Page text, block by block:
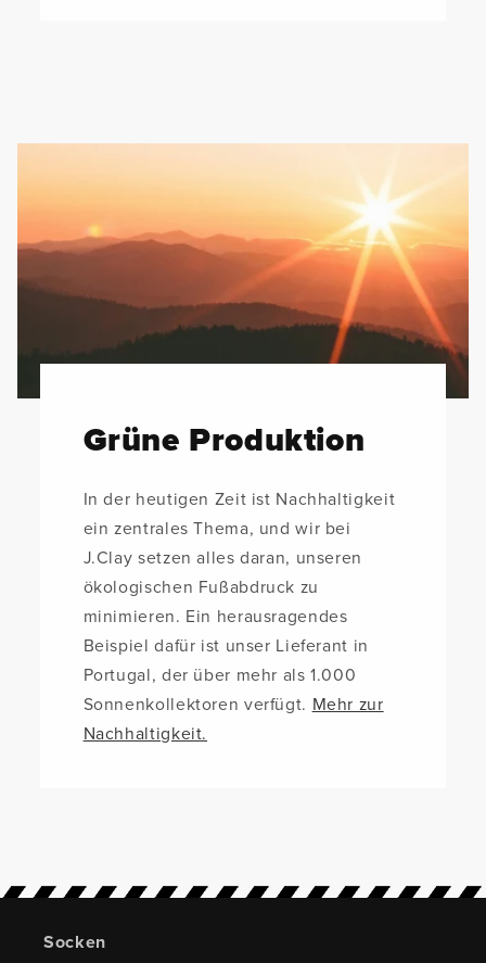
Grüne Produktion
In der heutigen Zeit ist Nachhaltigkeit
ein zentrales Thema, und wir bei
J.Clay setzen alles daran, unseren
ökologischen Fußabdruck zu
minimieren. Ein herausragendes
Beispiel dafür ist unser Lieferant in
Portugal, der über mehr als 1.000
Sonnenkollektoren verfügt. Mehr zur
Nachhaltigkeit.
Socken